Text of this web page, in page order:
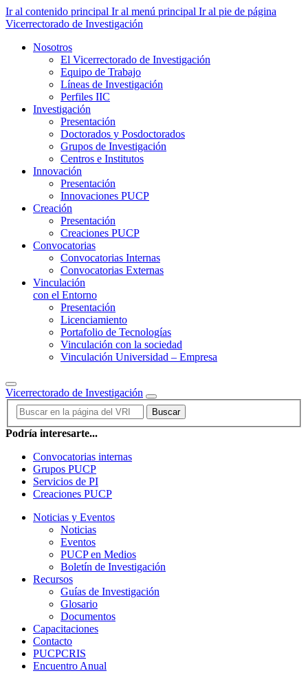
Ir al contenido principal Ir al menú principal Ir al pie de página
Vicerrectorado de Investigación
Nosotros
El Vicerrectorado de Investigación
Equipo de Trabajo
Líneas de Investigación
Perfiles IIC
Investigación
Presentación
Doctorados y Posdoctorados
Grupos de Investigación
Centros e Institutos
Innovación
Presentación
Innovaciones PUCP
Creación
Presentación
Creaciones PUCP
Convocatorias
Convocatorias Internas
Convocatorias Externas
Vinculación
con el Entorno
Presentación
Licenciamiento
Portafolio de Tecnologías
Vinculación con la sociedad
Vinculación Universidad – Empresa
Vicerrectorado de Investigación
Buscar
Podría interesarte...
Convocatorias internas
Grupos PUCP
Servicios de PI
Creaciones PUCP
Noticias y Eventos
Noticias
Eventos
PUCP en Medios
Boletín de Investigación
Recursos
Guías de Investigación
Glosario
Documentos
Capacitaciones
Contacto
PUCPCRIS
Encuentro Anual